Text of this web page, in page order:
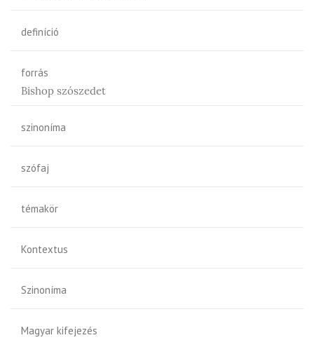
definíció
forrás
Bishop szószedet
szinoníma
szófaj
témakör
Kontextus
Szinoníma
Magyar kifejezés